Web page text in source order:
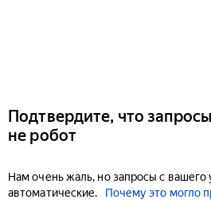
Подтвердите, что
не робот
Нам очень жаль, но запросы с вашего
автоматические.
Почему это могло